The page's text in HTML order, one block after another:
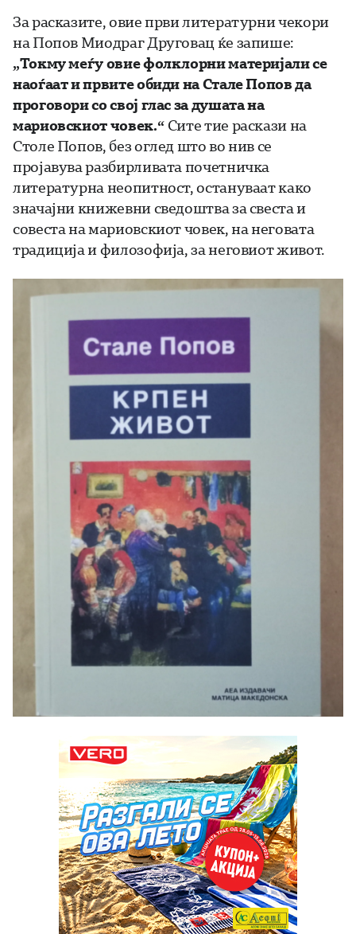
За расказите, овие први литературни чекори
на Попов Миодраг Друговац ќе запише:
„Токму меѓу овие фолклорни материјали се
наоѓаат и првите обиди на Стале Попов да
проговори со свој глас за душата на
мариовскиот човек.“ Сите тие раскази на
Столе Попов, без оглед што во нив се
пројавува разбирливата почетничка
литературна неопитност, остануваат како
значајни книжевни сведоштва за свеста и
совеста на мариовскиот човек, на неговата
традиција и филозофија, за неговиот живот.